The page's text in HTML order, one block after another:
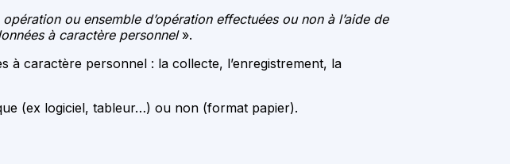
opération ou ensemble d’opération effectuées ou non à l’aide de
à caractère personnel ».
à caractère personnel : la collecte, l’enregistrement, la
(ex logiciel, tableur…) ou non (format papier).